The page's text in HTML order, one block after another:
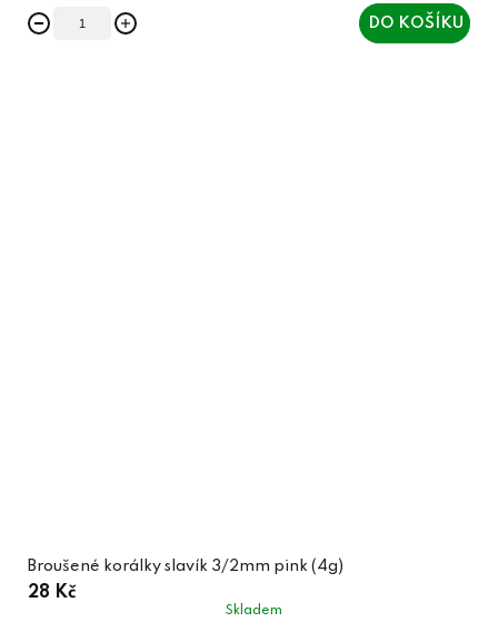
DO KOŠÍKU
Broušené korálky slavík 3/2mm pink (4g)
28 Kč
Skladem